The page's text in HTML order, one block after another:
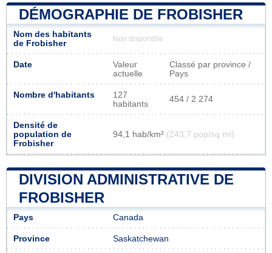
DÉMOGRAPHIE DE FROBISHER
Nom des habitants
de Frobisher
Non disponible
Date
Valeur
actuelle
Classé par province /
Pays
Nombre d'habitants
127
habitants
454 / 2 274
Densité de
population de
Frobisher
94,1 hab/km² (243,7 pop/sq mi)
DIVISION ADMINISTRATIVE DE
FROBISHER
Pays Canada
Province Saskatchewan